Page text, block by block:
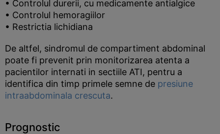
• Controlul durerii, cu medicamente antialgice
• Controlul hemoragiilor
• Restrictia lichidiana
De altfel, sindromul de compartiment abdominal
poate fi prevenit prin monitorizarea atenta a
pacientilor internati in sectiile ATI, pentru a
identifica din timp primele semne de presiune
intraabdominala crescuta.
Prognostic